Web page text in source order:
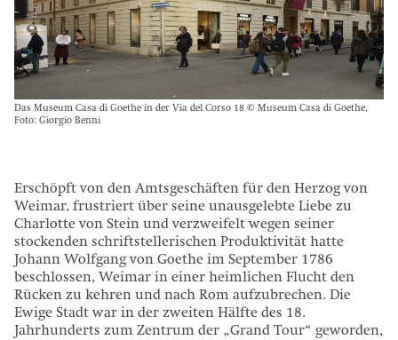
Das Museum Casa di Goethe in der Via del Corso 18 © Museum Casa di Goethe,
Foto: Giorgio Benni
Erschöpft von den Amtsgeschäften für den Herzog von
Weimar, frustriert über seine unausgelebte Liebe zu
Charlotte von Stein und verzweifelt wegen seiner
stockenden schriftstellerischen Produktivität hatte
Johann Wolfgang von Goethe im September 1786
beschlossen, Weimar in einer heimlichen Flucht den
Rücken zu kehren und nach Rom aufzubrechen. Die
Ewige Stadt war in der zweiten Hälfte des 18.
Jahrhunderts zum Zentrum der „Grand Tour“ geworden,